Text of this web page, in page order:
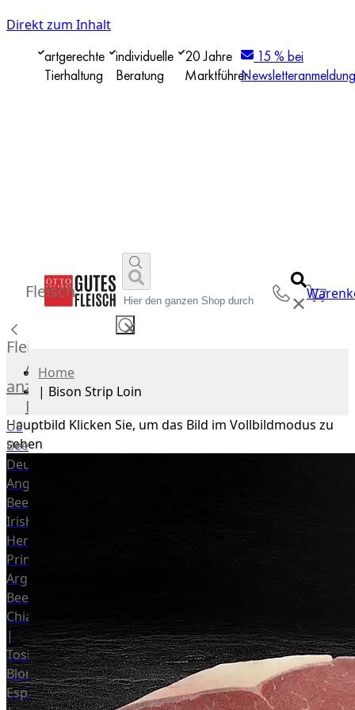
Direkt zum Inhalt
artgerechte
Tierhaltung
individuelle
Beratung
20 Jahre
Marktführer
15 % bei
Newsletteranmeldung
✕
✕
Fleisch
Fleisch
Alle
anzeigen
Rind
US
Beef
Deutsches
Angus
Beef
Irish
Hereford
Prime
Argentina
Beef
Chianina
|
Toskana
Blonda
Espanola
Home
| Bison Strip Loin
Hauptbild Klicken Sie, um das Bild im Vollbildmodus zu
sehen